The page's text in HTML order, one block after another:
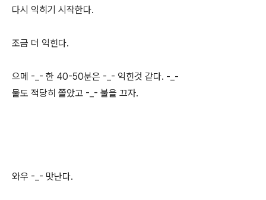
다시 익히기 시작한다.
조금 더 익힌다.
으메 -_- 한 40-50분은 -_- 익힌것 같다. -_-
물도 적당히 쫄았고 -_- 불을 끄자.
와우 -_- 맛난다.